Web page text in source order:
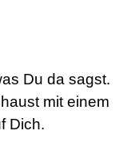
Du da sagst.
mit einem
Dich.